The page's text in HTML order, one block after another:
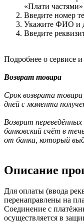
«Плати частями»
Введите номер
Укажите ФИО и
Введите
Подробнее о сервисе
Возврат товара
Срок возврата
дней с момента
Возврат
банковский счёт в
от банка, который
Описание
Для оплаты (ввода
перенаправлены на
Соединение с
осуществляется в